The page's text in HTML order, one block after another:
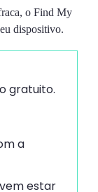
o Find My
dispositivo.
gratuito.
a
estar